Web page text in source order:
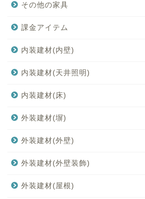
その他の家具
課金アイテム
内装建材(内壁)
内装建材(天井照明)
内装建材(床)
外装建材(塀)
外装建材(外壁)
外装建材(外壁装飾)
外装建材(屋根)